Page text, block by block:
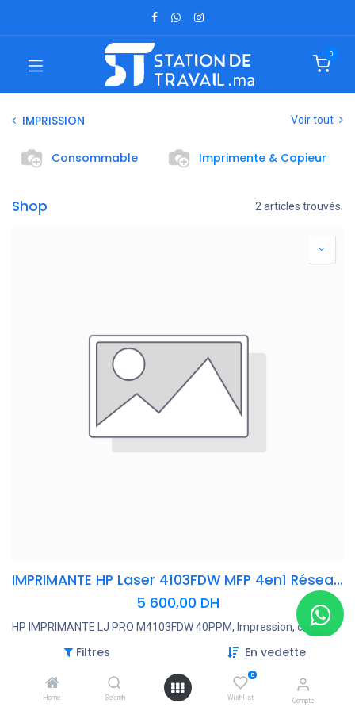
Filtres En vedette
Home Search
0
Wishlist Compte
0
IMPRISSION Voir tout
Consommable Imprimente & Copieur
Shop 2 articles trouvés.
IMPRIMANTE HP Laser 4103FDW MFP 4en1 Réseau Wifi Mono A4 R/V 40 B&WPPM 12M
5 600,00 DH
HP IMPRIMANTE LJ PRO M4103FDW 40PPM, Impression, copie,
scan, fax, (1 200 x 1 200 ppp), EPRINT, NETWORK, WIRELESS -LAN
Gigabit Ethernet, recto verso, USB/HP Smart/cloud, 50 f
Ajouter au panier